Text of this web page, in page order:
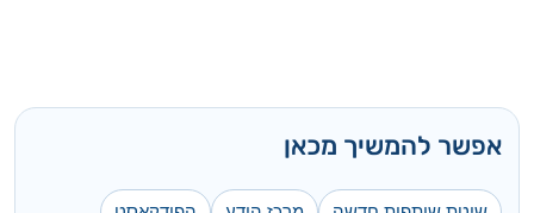
אפשר להמשיך מכאן